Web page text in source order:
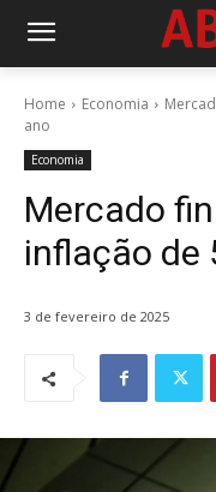
Home Economia
ano
Economia
Mercado
inflação de
3 de fevereiro de 2025